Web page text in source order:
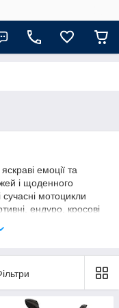
емоції та
і щоденного
мотоцикли
ендуро, кросові
райдерів.
виробників із
від економічних
поїздок і складних
дизайном,